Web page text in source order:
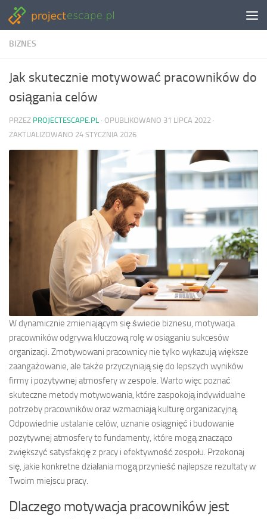
Skip to content
BIZNES
Jak skutecznie motywować pracowników do
osiągania celów
PRZEZ PROJECTESCAPE.PL · OPUBLIKOWANO 31 LIPCA 2022 ·
ZAKTUALIZOWANO 24 STYCZNIA 2026
W dynamicznie zmieniającym się świecie biznesu, motywacja
pracowników odgrywa kluczową rolę w osiąganiu sukcesów
organizacji. Zmotywowani pracownicy nie tylko wykazują większe
zaangażowanie, ale także przyczyniają się do lepszych wyników
firmy i pozytywnej atmosfery w zespole. Warto więc poznać
skuteczne metody motywowania, które zaspokoją indywidualne
potrzeby pracowników oraz wzmacniają kulturę organizacyjną.
Odpowiednie ustalanie celów, uznanie osiągnięć i budowanie
pozytywnej atmosfery to fundamenty, które mogą znacząco
zwiększyć satysfakcję z pracy i efektywność zespołu. Przekonaj
się, jakie konkretne działania mogą przynieść najlepsze rezultaty w
Twoim miejscu pracy.
Dlaczego motywacja pracowników jest